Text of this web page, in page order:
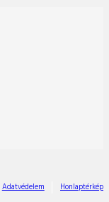
Adatvédelem Honlaptérkép